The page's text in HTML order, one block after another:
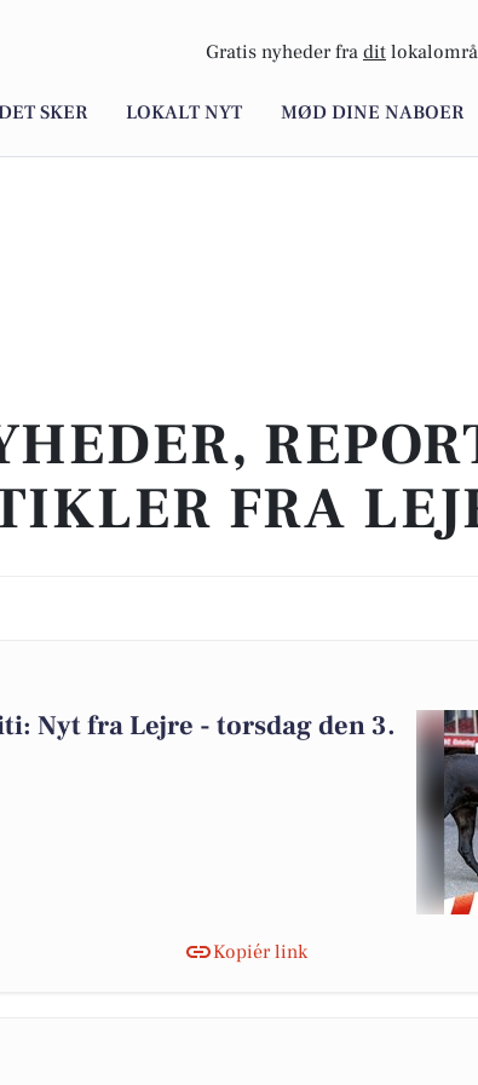
Gratis nyheder fra dit
SKER LOKALT NYT MØD DINE NABOER
FRA
Nyt fra Lejre - torsdag den 3.
Kopiér link